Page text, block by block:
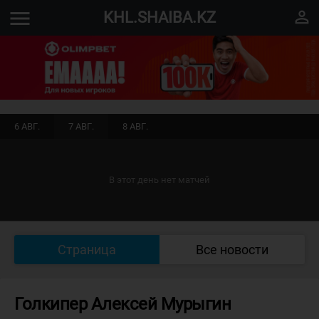
menu KHL.SHAIBA.KZ perm_identity
6 АВГ. 7 АВГ. 8 АВГ.
В этот день нет матчей
Страница Все новости
Голкипер Алексей Мурыгин